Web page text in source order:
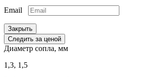
Email
Закрыть
Следить за ценой
Диаметр сопла, мм
1,3, 1,5